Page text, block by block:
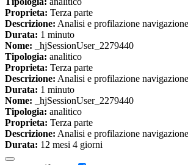
Proprieta: Terza parte
Descrizione: Analisi e profilazione
Durata: 1 minuto
Nome: _hjSessionUser_2279440
Tipologia: analitico
Proprieta: Terza parte
Descrizione: Analisi e profilazione
Durata: 1 minuto
Nome: _hjSessionUser_2279440
Tipologia: analitico
Proprieta: Terza parte
Descrizione: Analisi e profilazione
Durata: 12 mesi 4 giorni